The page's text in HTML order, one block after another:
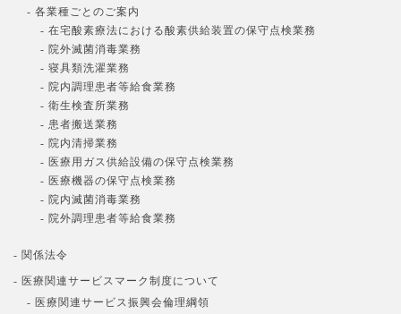
- 各業種ごとのご案内
- 在宅酸素療法における酸素供給装置の保守点検業務
- 院外滅菌消毒業務
- 寝具類洗濯業務
- 院内調理患者等給食業務
- 衛生検査所業務
- 患者搬送業務
- 院内清掃業務
- 医療用ガス供給設備の保守点検業務
- 医療機器の保守点検業務
- 院内滅菌消毒業務
- 院外調理患者等給食業務
- 関係法令
- 医療関連サービスマーク制度について
- 医療関連サービス振興会倫理綱領